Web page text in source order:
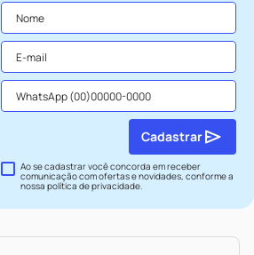
Ao se cadastrar você concorda em receber
comunicação com ofertas e novidades, conforme a
nossapolítica de privacidade.
Cadastrar